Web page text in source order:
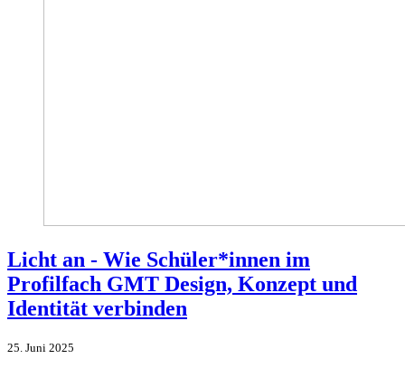
Licht an - Wie Schüler*innen im
Profilfach GMT Design, Konzept und
Identität verbinden
25. Juni 2025